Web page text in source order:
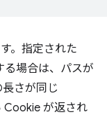
。指定された
る場合は、パスが
さが同じ
Cookie が返され